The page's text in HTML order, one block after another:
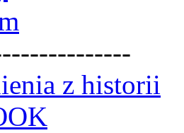
z historii